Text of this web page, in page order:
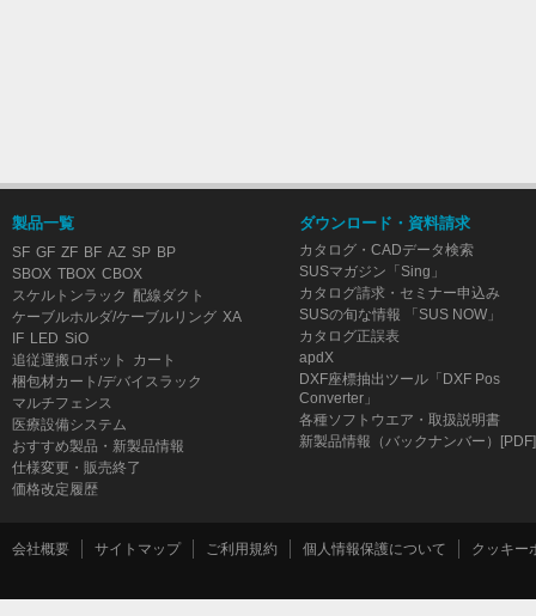
製品一覧
SF GF ZF BF AZ SP BP
SBOX TBOX CBOX
スケルトンラック 配線ダクト
ケーブルホルダ/ケーブルリング XA
IF LED SiO
追従運搬ロボット
カート
梱包材カート/デバイスラック
マルチフェンス
医療設備システム
おすすめ製品・新製品情報
仕様変更・販売終了
価格改定履歴
ダウンロード・資料請求
カタログ・CADデータ検索
SUSマガジン「Sing」
カタログ請求・セミナー申込み
SUSの旬な情報 「SUS NOW」
カタログ正誤表
apdX
DXF座標抽出ツール「DXF Pos
Converter」
各種ソフトウエア・取扱説明書
新製品情報（バックナンバー）[PDF]
会社概要 サイトマップ ご利用規約 個人情報保護について クッキー